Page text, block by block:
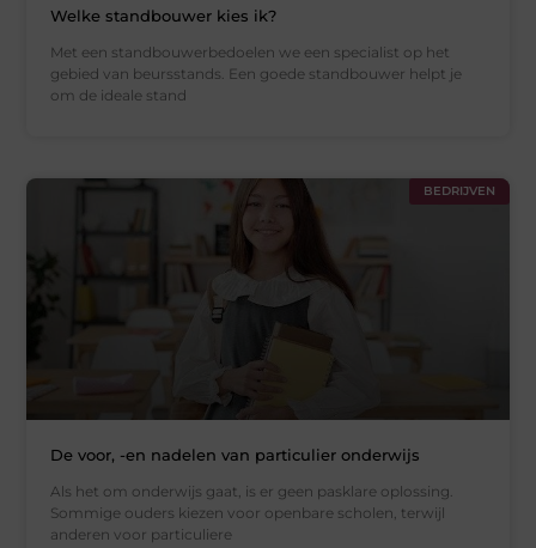
Welke standbouwer kies ik?
Met een standbouwerbedoelen we een specialist op het
gebied van beursstands. Een goede standbouwer helpt je
om de ideale stand
BEDRIJVEN
De voor, -en nadelen van particulier onderwijs
Als het om onderwijs gaat, is er geen pasklare oplossing.
Sommige ouders kiezen voor openbare scholen, terwijl
anderen voor particuliere